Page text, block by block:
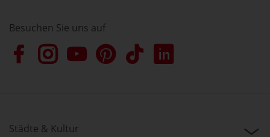
Besuchen Sie uns auf
Städte & Kultur